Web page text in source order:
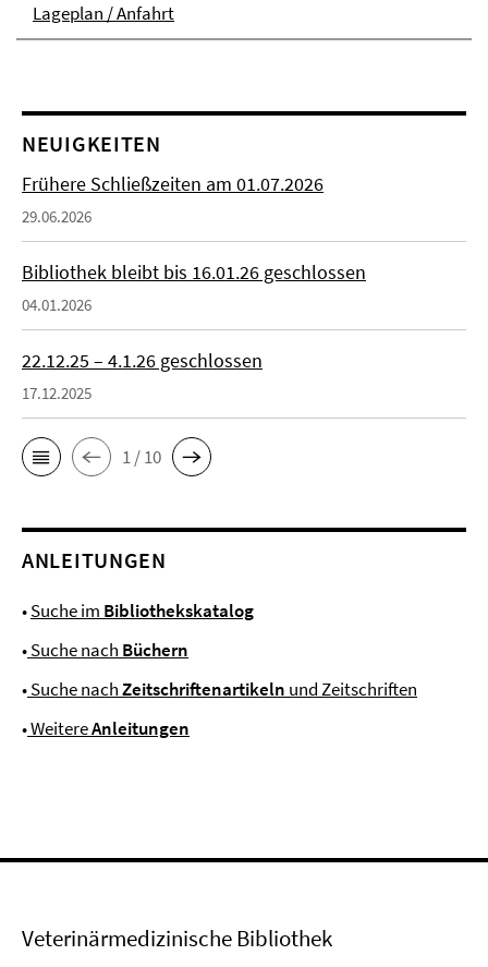
Lageplan / Anfahrt
NEUIGKEITEN
Frühere Schließzeiten am 01.07.2026
29.06.2026
Bibliothek bleibt bis 16.01.26 geschlossen
04.01.2026
22.12.25 – 4.1.26 geschlossen
17.12.2025
1 / 10
ANLEITUNGEN
•Suche im Bibliothekskatalog
•Suche nach Büchern
•Suche nachZeitschriftenartikeln und Zeitschriften
•WeitereAnleitungen
Veterinärmedizinische Bibliothek